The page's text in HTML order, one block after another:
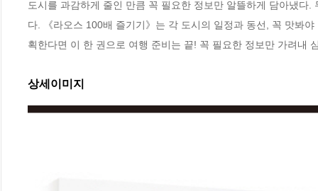
도시를 과감하게 줄인 만큼 꼭 필요한 정보만 알뜰하게 담아냈
다. 《라오스 100배 즐기기》는 각 도시의 일정과 동선, 꼭 맛봐
획한다면 이 한 권으로 여행 준비는 끝! 꼭 필요한 정보만 가려내
상세이미지